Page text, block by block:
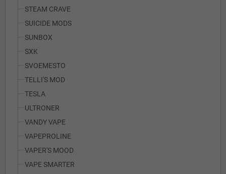
STEAM CRAVE
SUICIDE MODS
SUNBOX
SXK
SVOEMESTO
TELLI'S MOD
TESLA
ULTRONER
VANDY VAPE
VAPEPROLINE
VAPER'S MOOD
VAPE SMARTER